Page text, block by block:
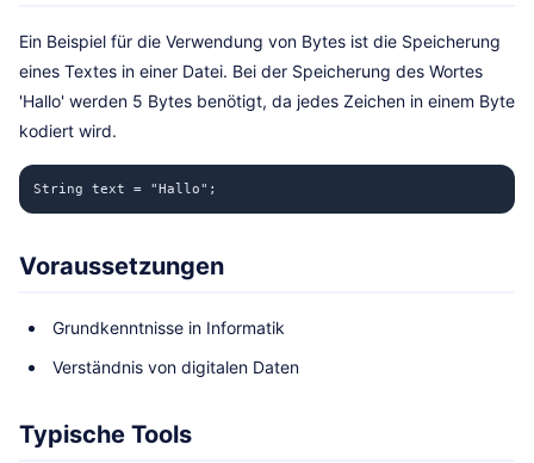
Ein Beispiel für die Verwendung von Bytes ist die Speicherung
eines Textes in einer Datei. Bei der Speicherung des Wortes
'Hallo' werden 5 Bytes benötigt, da jedes Zeichen in einem Byte
kodiert wird.
String text = "Hallo";
Voraussetzungen
Grundkenntnisse in Informatik
Verständnis von digitalen Daten
Typische Tools